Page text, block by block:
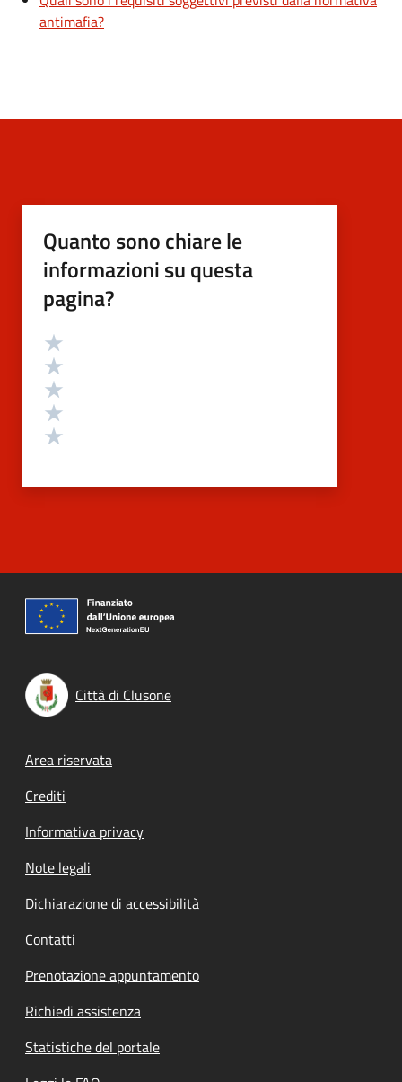
antimafia?
Quanto sono chiare le
informazioni su questa
pagina?
Valutazione
Città di Clusone
Footer menu
Area riservata
Crediti
Informativa privacy
Note legali
Dichiarazione di accessibilità
Contatti
Prenotazione appuntamento
Richiedi assistenza
Statistiche del portale